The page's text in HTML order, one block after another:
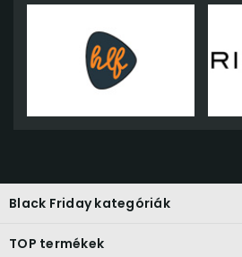
Black Friday kategóriák
TOP termékek